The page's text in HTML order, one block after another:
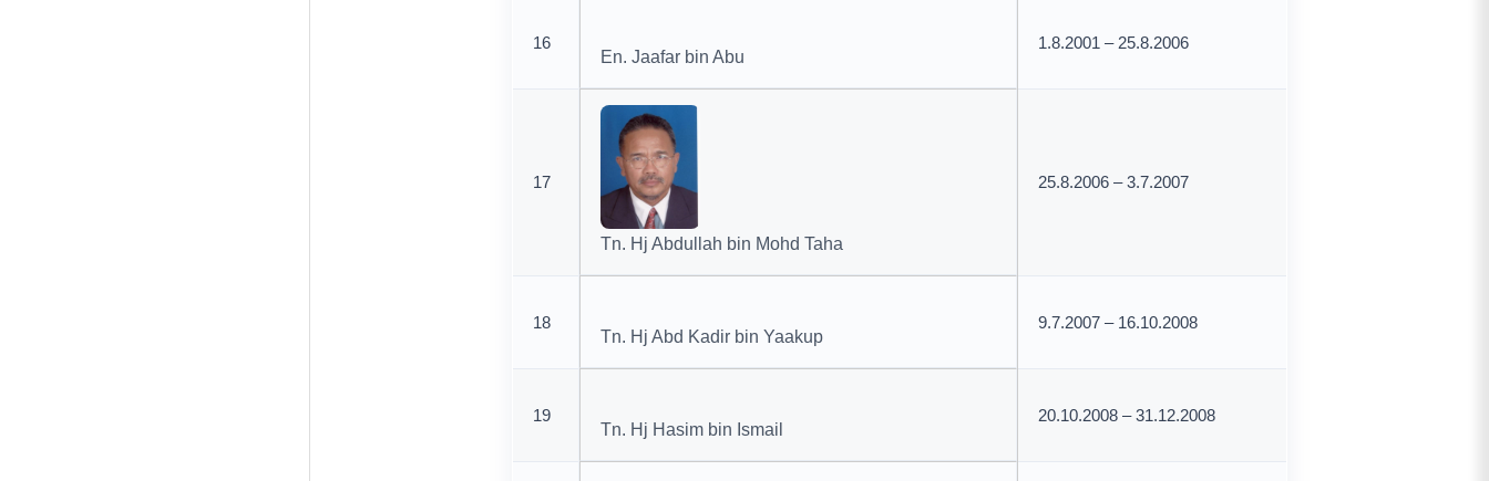
16
En. Jaafar bin Abu
1.8.2001 – 25.8.2006
17
Tn. Hj Abdullah bin Mohd Taha
25.8.2006 – 3.7.2007
18
Tn. Hj Abd Kadir bin Yaakup
9.7.2007 – 16.10.2008
19
Tn. Hj Hasim bin Ismail
20.10.2008 – 31.12.2008